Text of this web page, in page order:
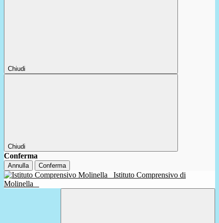
Chiudi
Chiudi
Conferma
Annulla Conferma
Istituto Comprensivo di
Molinella